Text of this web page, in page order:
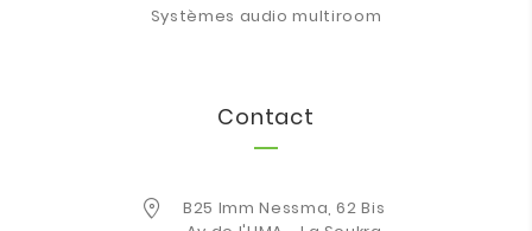
Systèmes audio multiroom
Contact
B25 Imm Nessma, 62 Bis